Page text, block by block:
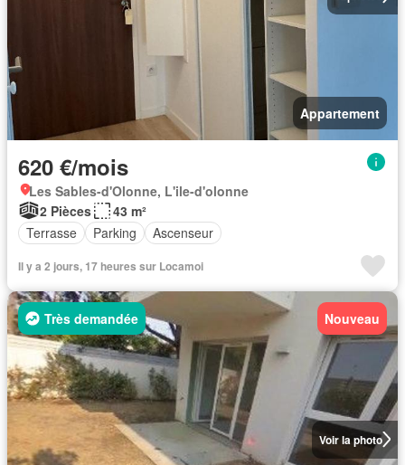
Appartement
620 €/mois
Les Sables-d'Olonne, L'ile-d'olonne
2 Pièces
43 m²
Terrasse
Parking Ascenseur
Il y a 2 jours, 17 heures sur Locamoi
Voir la photo
Très demandée Nouveau